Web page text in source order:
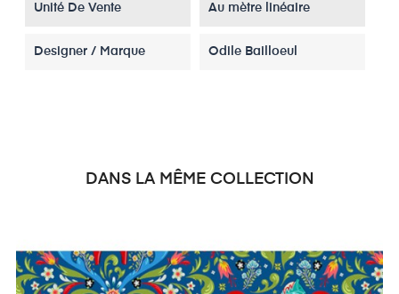
Unité De Vente Au mètre linéaire
Designer / Marque Odile Bailloeul
DANS LA MÊME COLLECTION